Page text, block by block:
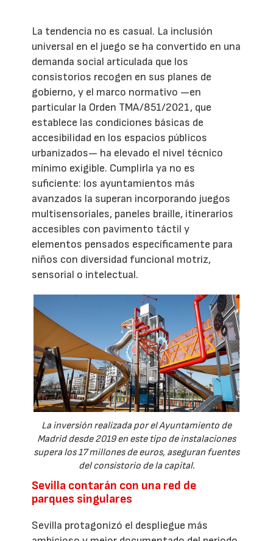
La tendencia no es casual. La inclusión
universal en el juego se ha convertido en una
demanda social articulada que los
consistorios recogen en sus planes de
gobierno, y el marco normativo —en
particular la Orden TMA/851/2021, que
establece las condiciones básicas de
accesibilidad en los espacios públicos
urbanizados— ha elevado el nivel técnico
mínimo exigible. Cumplirla ya no es
suficiente: los ayuntamientos más
avanzados la superan incorporando juegos
multisensoriales, paneles braille, itinerarios
accesibles con pavimento táctil y
elementos pensados específicamente para
niños con diversidad funcional motriz,
sensorial o intelectual.
La inversión realizada por el Ayuntamiento de
Madrid desde 2019 en este tipo de instalaciones
supera los 17 millones de euros, aseguran fuentes
del consistorio de la capital.
Sevilla contarán con una red de
parques singulares
Sevilla protagonizó el despliegue más